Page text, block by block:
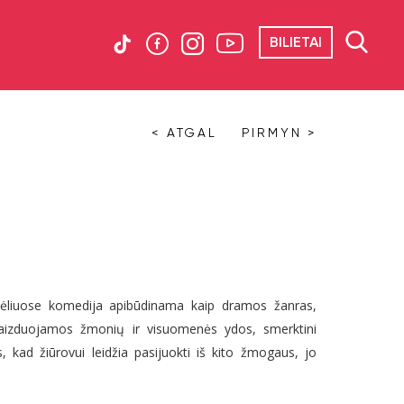
BILIETAI
< ATGAL PIRMYN >
komedija apibūdinama kaip dramos žanras,
žmonių ir visuomenės ydos, smerktini
kad žiūrovui leidžia pasijuokti iš kito žmogaus, jo